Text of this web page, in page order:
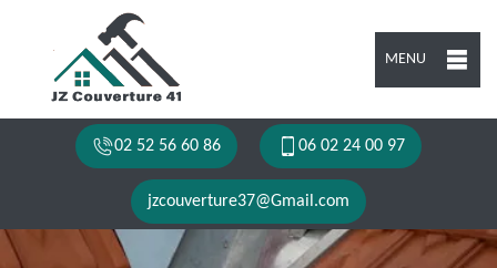
MENU
02 52 56 60 86 06 02 24 00 97
jzcouverture37@Gmail.com